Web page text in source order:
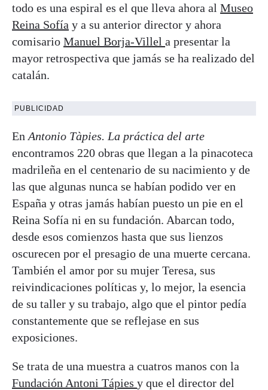
todo es una espiral es el que lleva ahora al Museo
Reina Sofía y a su anterior director y ahora
comisario Manuel Borja-Villel a presentar la
mayor retrospectiva que jamás se ha realizado del
catalán.
PUBLICIDAD
En Antonio Tàpies. La práctica del arte
encontramos 220 obras que llegan a la pinacoteca
madrileña en el centenario de su nacimiento y de
las que algunas nunca se habían podido ver en
España y otras jamás habían puesto un pie en el
Reina Sofía ni en su fundación. Abarcan todo,
desde esos comienzos hasta que sus lienzos
oscurecen por el presagio de una muerte cercana.
También el amor por su mujer Teresa, sus
reivindicaciones políticas y, lo mejor, la esencia
de su taller y su trabajo, algo que el pintor pedía
constantemente que se reflejase en sus
exposiciones.
Se trata de una muestra a cuatros manos con la
Fundación Antoni Tápies y que el director del